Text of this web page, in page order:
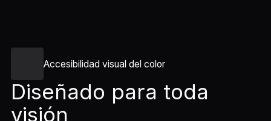
Accesibilidad visual del color
Diseñado para toda
visión